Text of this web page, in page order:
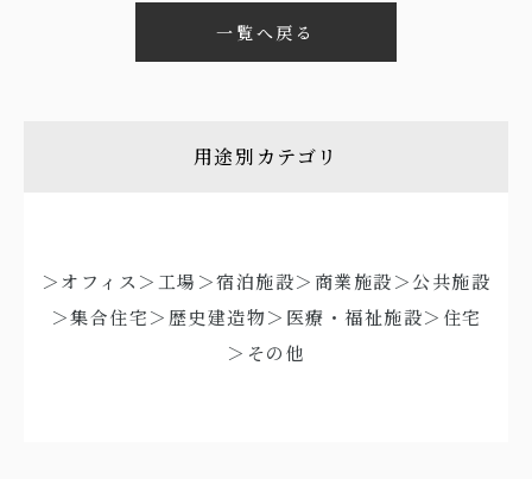
一覧へ戻る
用途別カテゴリ
＞オフィス ＞工場 ＞宿泊施設＞商業施設＞公共施設
＞集合住宅＞歴史建造物＞医療・福祉施設＞住宅
＞その他